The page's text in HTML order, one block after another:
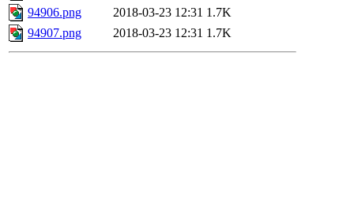
94906.png
2018-03-23 12:31 1.7K
94907.png
2018-03-23 12:31 1.7K